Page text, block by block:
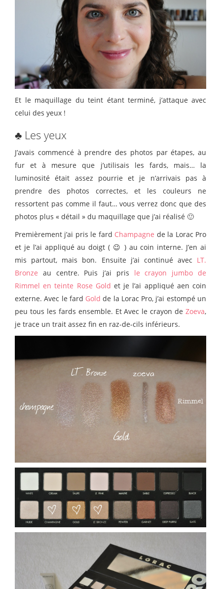
Et le maquillage du teint étant terminé, j’attaque avec
celui des yeux !
♣ Les yeux
J’avais commencé à prendre des photos par étapes, au
fur et à mesure que j’utilisais les fards, mais… la
luminosité était assez pourrie et je n’arrivais pas à
prendre des photos correctes, et les couleurs ne
ressortent pas comme il faut… vous verrez donc que des
photos plus « détail » du maquillage que j’ai réalisé 🙂
Premièrement j’ai pris le fard Champagne de la Lorac Pro
et je l’ai appliqué au doigt ( 😉 ) au coin interne. J’en ai
mis partout, mais bon. Ensuite j’ai continué avec LT.
Bronze au centre. Puis j’ai pris le crayon jumbo de
Rimmel en teinte Rose Gold et je l’ai appliqué aen coin
externe. Avec le fard Gold de la Lorac Pro, j’ai estompé un
peu tous les fards ensemble. EtAvec le crayon deZoeva,
je trace un trait assez fin en raz-de-cils inférieurs.